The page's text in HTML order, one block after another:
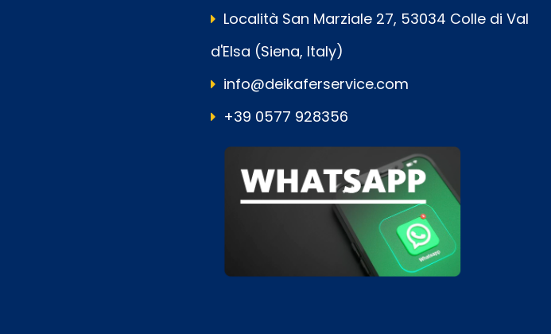
Località San Marziale 27, 53034 Colle di Val
d'Elsa (Siena, Italy)
info@deikaferservice.com
+39 0577 928356